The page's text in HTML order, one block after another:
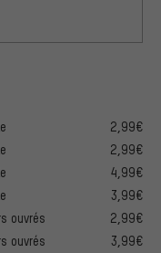
2,99€
2,99€
4,99€
3,99€
ouvrés
2,99€
ouvrés
3,99€